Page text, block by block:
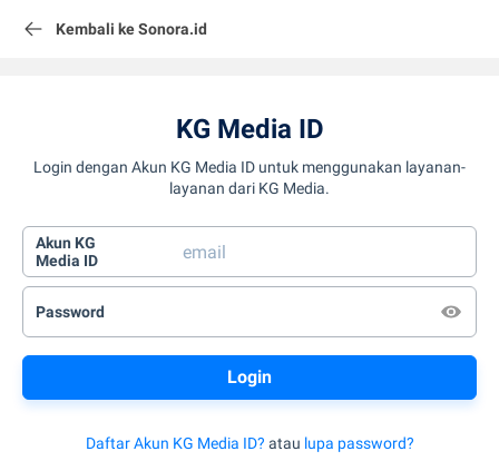
Kembali ke Sonora.id
KG Media ID
Login dengan Akun KG Media ID untuk menggunakan layanan-
layanan dari KG Media.
Akun KG
Media ID
Password
Daftar Akun KG Media ID? atau lupa password?